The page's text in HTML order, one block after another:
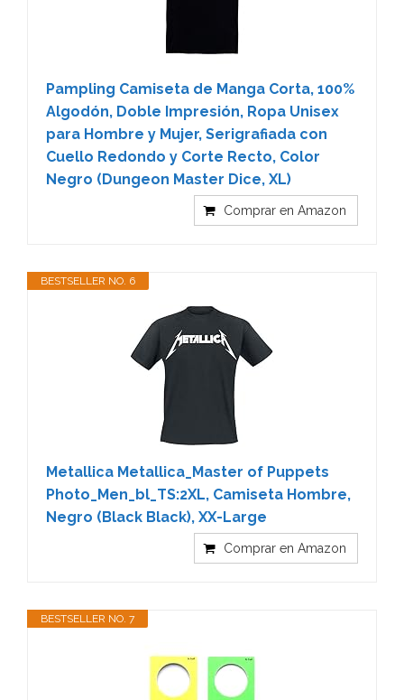
Pampling Camiseta de Manga Corta, 100%
Algodón, Doble Impresión, Ropa Unisex
para Hombre y Mujer, Serigrafiada con
Cuello Redondo y Corte Recto, Color
Negro (Dungeon Master Dice, XL)
Comprar en Amazon
BESTSELLER NO. 6
Metallica Metallica_Master of Puppets
Photo_Men_bl_TS:2XL, Camiseta Hombre,
Negro (Black Black), XX-Large
Comprar en Amazon
BESTSELLER NO. 7